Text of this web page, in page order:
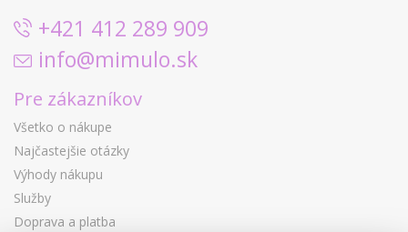
+421 412 289 909
info@mimulo.sk
Pre zákazníkov
Všetko o nákupe
Najčastejšie otázky
Výhody nákupu
Služby
Doprava a platba